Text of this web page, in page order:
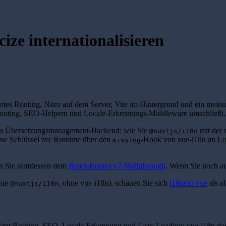
internationalisieren
Routing, Nitro auf dem Server, Vite im Hintergrund und ein
SEO-Helpern und Locale-Erkennungs-Middleware umschließt.
Übersetzungsmanagement-Backend: wie Sie @nuxtjs/i18n mit der
Schlüssel zur Runtime über den missing-Hook von vue-i18n an
stattdessen dem React-Router-v7-Walkthrough. Wenn Sie noch
@nuxtjs/i18n, ohne vue-i18n), schauen Sie sich i18next-vue als